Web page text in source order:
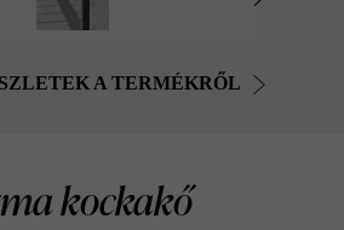
A TERMÉKRŐL
kockakő